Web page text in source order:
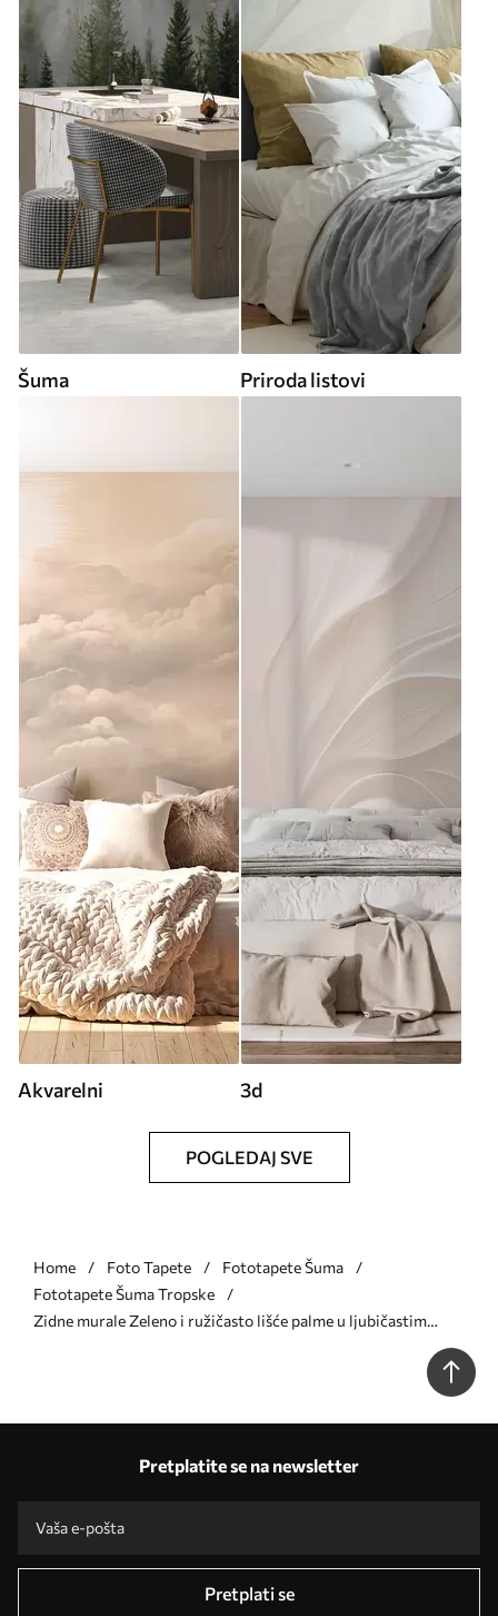
Šuma Priroda listovi
Akvarelni 3d
POGLEDAJ SVE
Home Foto Tapete
Fototapete Šuma
Fototapete Šuma Tropske
Zidne murale Zeleno i ružičasto lišće palme u ljubičastim
Pretplatite se na newsletter
Pretplati se